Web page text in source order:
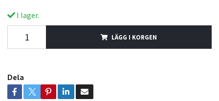
I lager.
LÄGG I KORGEN
Dela